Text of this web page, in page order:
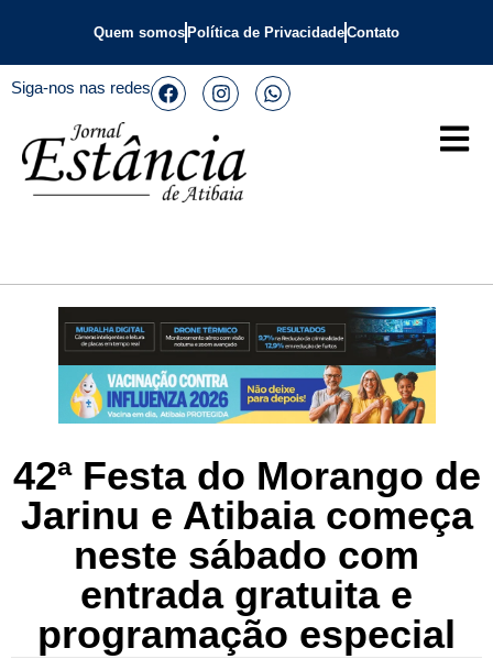
Quem somos Política de PrivacidadeContato
Siga-nos nas redes
42ª Festa do Morango de
Jarinu e Atibaia começa
neste sábado com
entrada gratuita e
programação especial